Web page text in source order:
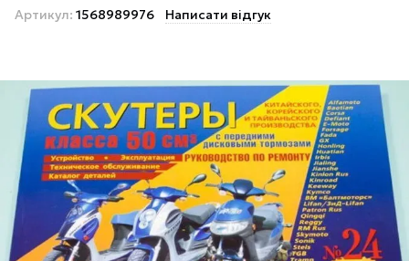
Артикул: 1568989976 Написати відгук